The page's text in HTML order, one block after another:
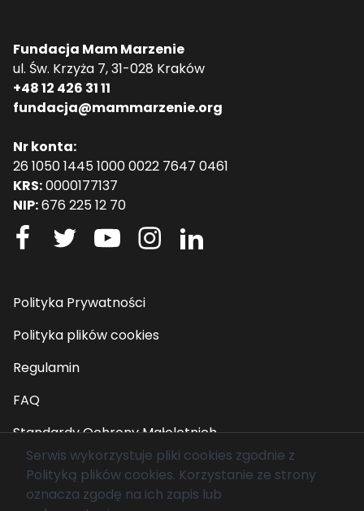
Fundacja Mam Marzenie
ul. Św. Krzyża 7, 31-028 Kraków
+48 12 426 31 11
fundacja@mammarzenie.org
Nr konta:
26 1050 1445 1000 0022 7647 0461
KRS:0000177137
NIP:676 225 12 70
Polityka Prywatności
Polityka plików cookies
Regulamin
FAQ
Standardy Ochrony Małoletnich
© 2026 Fundacja Mam Marzenie. Wszelkie prawa
zastrzeżone.
Serwis wykorzystuje pliki cookies zgodnie z
Polityką plików cookies. Korzystanie ze strony
oznacza zgodę na ich zapis lub